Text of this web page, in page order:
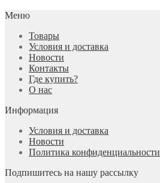
Меню
Товары
Условия и доставка
Новости
Контакты
Где купить?
О нас
Информация
Условия и доставка
Новости
Политика конфиденциальности
Подпишитесь на нашу рассылку